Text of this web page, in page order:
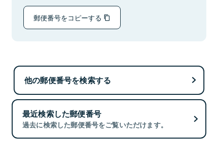
郵便番号をコピーする
他の郵便番号を検索する
最近検索した郵便番号
過去に検索した郵便番号をご覧いただけます。